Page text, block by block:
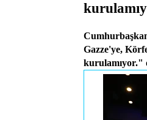
Gazze'ye,
kurulamıyor."